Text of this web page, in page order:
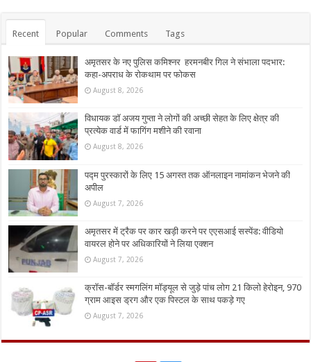
Recent Popular Comments Tags
अमृतसर के नए पुलिस कमिश्नर हरमनबीर गिल ने संभाला पदभार:
कहा-अपराध के रोकथाम पर फोकस
August 8, 2026
विधायक डॉ अजय गुप्ता ने लोगों की अच्छी सेहत के लिए क्षेत्र की
प्रत्येक वार्ड में फागिंग मशीने की रवाना
August 8, 2026
पद्म पुरस्कारों के लिए 15 अगस्त तक ऑनलाइन नामांकन भेजने की
अपील
August 7, 2026
अमृतसर में ट्रैक पर कार खड़ी करने पर एएसआई सस्पेंड: वीडियो
वायरल होने पर अधिकारियों ने लिया एक्शन
August 7, 2026
क्रॉस-बॉर्डर स्मगलिंग मॉड्यूल से जुड़े पांच लोग 21 किलो हेरोइन, 970
ग्राम आइस ड्रग और एक पिस्टल के साथ पकड़े गए
August 7, 2026